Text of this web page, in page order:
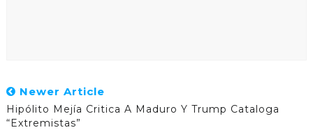
Newer Article
Hipólito Mejía Critica A Maduro Y Trump Cataloga
“extremistas”